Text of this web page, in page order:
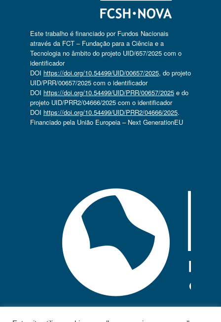
Este trabalho é financiado por Fundos Nacionais
através da FCT – Fundação para a Ciência e a
Tecnologia no âmbito do projeto UID/657/2025 com o
identificador
DOI https://doi.org/10.54499/UID/00657/2025, do projeto
UID/PRR/00657/2025 com o identificador
DOI https://doi.org/10.54499/UID/PRR/00657/2025e do
projeto UID/PRR2/04666/2025 com o identificador
DOI https://doi.org/10.54499/UID/PRR2/04666/2025.
Financiado pela União Europeia – Next GenerationEU